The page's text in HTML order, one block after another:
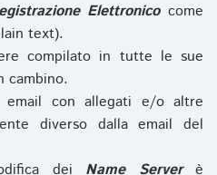
Elettronicocome
text).
compilato in tutte le sue
cambino.
email con allegati e/o altre
diverso dalla email del
dei Name Serverè